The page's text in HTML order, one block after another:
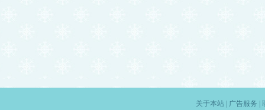
关于本站| 广告服务